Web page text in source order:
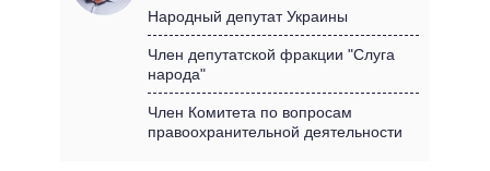
ОБЗОРЫ
ДАЙДЖЕСТЫ
ПРЕЗИДЕНТ И ОФИС
КАБИНЕТ МИНИСТРОВ
ГЛАВЫ ОБЛАДМИНИСТРАЦИЙ
ВИДЕО
ПОДДЕРЖАТЬ
СРАВНЕНИЕ ПОЛИТИКОВ
Народный депутат Украины
Член депутатской фракции "Слуга
народа"
Член Комитета по вопросам
правоохранительной деятельности